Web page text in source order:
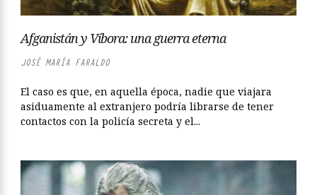
Afganistán y Víbora: una guerra eterna
JOSÉ MARÍA FARALDO
El caso es que, en aquella época, nadie que viajara
asiduamente al extranjero podría librarse de tener
contactos con la policía secreta y el...